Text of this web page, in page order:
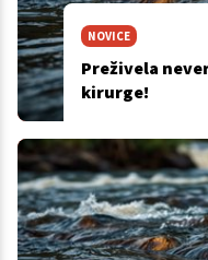
NOVICE
Preživela
kirurge!